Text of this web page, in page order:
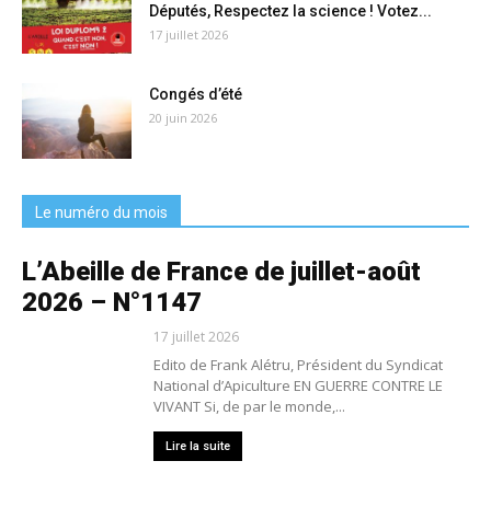
Députés, Respectez la science ! Votez...
17 juillet 2026
Congés d’été
20 juin 2026
Le numéro du mois
L’Abeille de France de juillet-août
2026 – N°1147
17 juillet 2026
Edito de Frank Alétru, Président du Syndicat
National d’Apiculture EN GUERRE CONTRE LE
VIVANT Si, de par le monde,...
Lire la suite